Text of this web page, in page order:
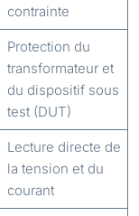
contrainte
Protection du
transformateur et
du dispositif sous
test (DUT)
Lecture directe de
la tension et du
courant